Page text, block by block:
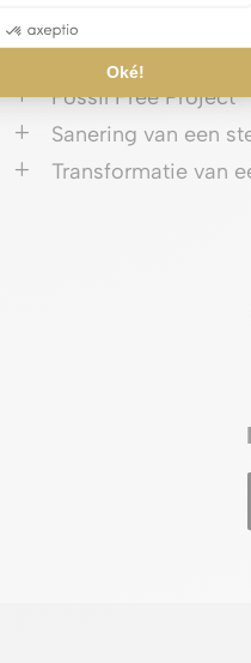
Positieve
L Fossil Free Project
L Sanering van een
L Transformatie van